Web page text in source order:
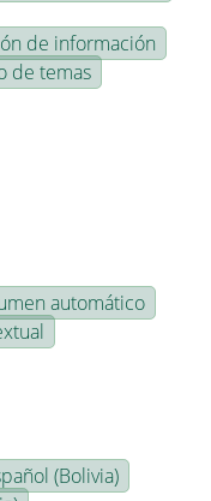
de información
de temas
automático
(Bolivia)